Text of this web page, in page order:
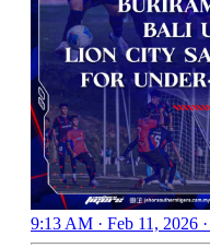
9:13 AM · Feb 11, 2026 ·